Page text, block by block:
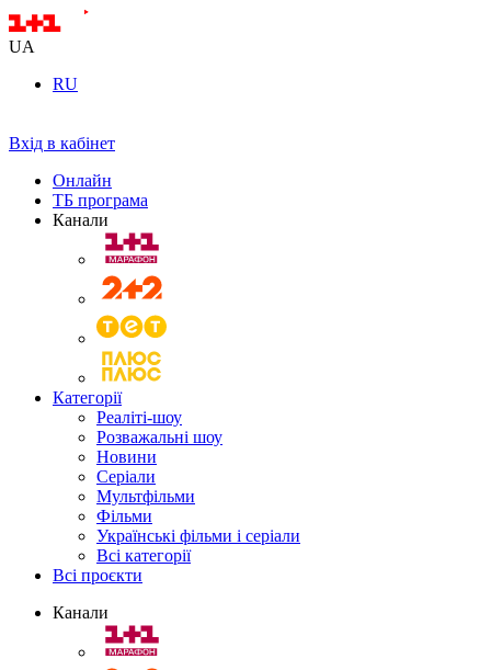
UA
RU
Вхід в кабінет
Онлайн
ТБ програма
Канали
Категорії
Реаліті-шоу
Розважальні шоу
Новини
Серіали
Мультфільми
Фільми
Українські фільми і серіали
Всі категорії
Всі проєкти
Канали